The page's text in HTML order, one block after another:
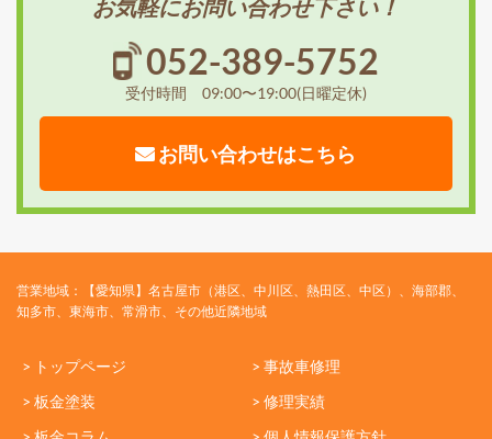
お気軽にお問い合わせ下さい！
052-389-5752
受付時間 09:00〜19:00(日曜定休)
お問い合わせはこちら
営業地域：【愛知県】名古屋市（港区、中川区、熱田区、中区）、海部郡、
知多市、東海市、常滑市、その他近隣地域
> トップページ
> 事故車修理
> 板金塗装
> 修理実績